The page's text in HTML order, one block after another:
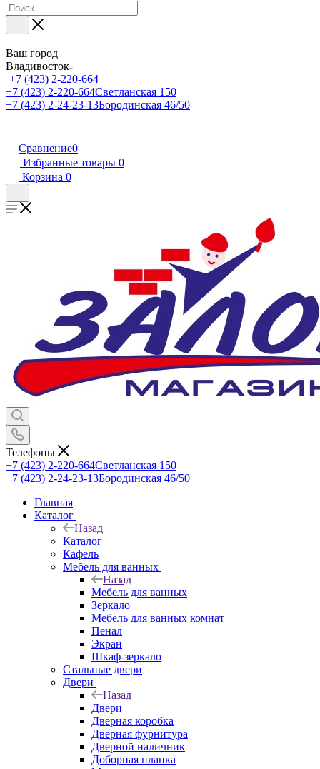
Ваш город
Владивосток
+7 (423) 2-220-664
+7 (423) 2-220-664Светланская 150
+7 (423) 2-24-23-13Бородинская 46/50
Сравнение0
Избранные товары 0
Корзина 0
Телефоны
+7 (423) 2-220-664Светланская 150
+7 (423) 2-24-23-13Бородинская 46/50
Главная
Каталог
Назад
Каталог
Кафель
Мебель для ванных
Назад
Мебель для ванных
Зеркало
Мебель для ванных комнат
Пенал
Экран
Шкаф-зеркало
Стальные двери
Двери
Назад
Двери
Дверная коробка
Дверная фурнитура
Дверной наличник
Доборная планка